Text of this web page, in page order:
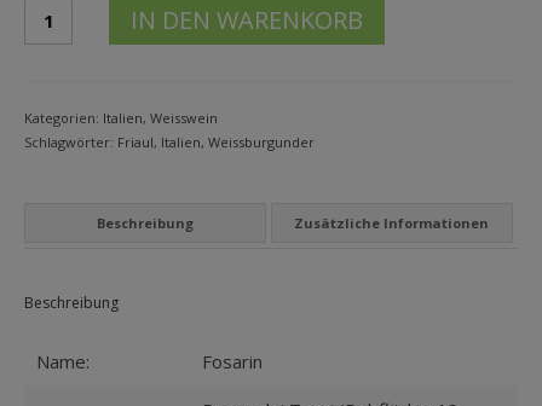
KASSE
Datenschutzbelehrung
WEIN-ABO
FRAGEBOGEN
FosarinRoncoIN DEN WARENKORB
Kategorien: Italien, Weisswein
Schlagwörter: Friaul, Italien, Weissburgunder
Beschreibung Zusätzliche Informationen
Beschreibung
Name: Fosarin